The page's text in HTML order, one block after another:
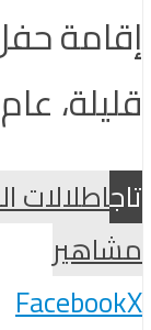
إقامة
قليلة، عام 2004.
تاجاطلالات
مشاهير
FacebookX